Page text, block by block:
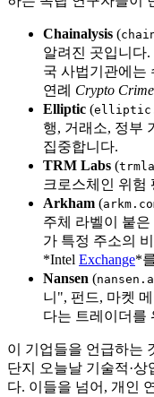
Chainalysis (
알려진 곳입니다.
국 사법기관에는
연례 Crypto
Elliptic (
행, 거래소, 정부
집중합니다.
TRM Labs (
크로스체인 위험
Arkham (
주체 라벨이 붙
가 특정 주소의
*Intel Exchange*
Nansen (
니", 펀드, 마켓
다는 트레이더를
이 기업들을 언급하는
단지 오늘날 기술적·
다. 이들을 넘어, 개인